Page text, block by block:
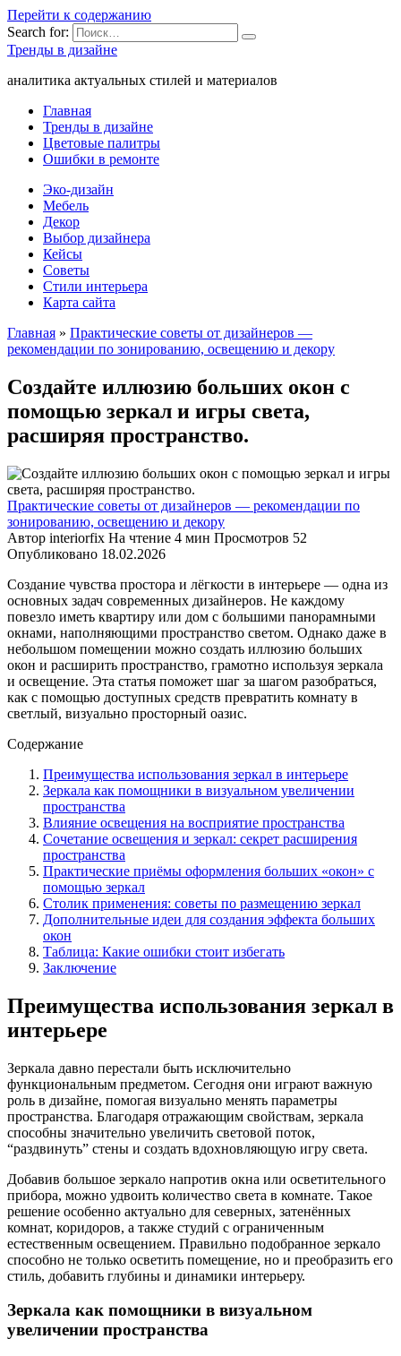
Перейти к содержанию
Search for:
Тренды в дизайне
аналитика актуальных стилей и материалов
Главная
Тренды в дизайне
Цветовые палитры
Ошибки в ремонте
Эко-дизайн
Мебель
Декор
Выбор дизайнера
Кейсы
Советы
Стили интерьера
Карта сайта
Главная » Практические советы от дизайнеров —
рекомендации по зонированию, освещению и декору
Создайте иллюзию больших окон с
помощью зеркал и игры света,
расширяя пространство.
Практические советы от дизайнеров — рекомендации по
зонированию, освещению и декору
Автор interiorfix На чтение 4 мин Просмотров 52
Опубликовано 18.02.2026
Создание чувства простора и лёгкости в интерьере — одна из
основных задач современных дизайнеров. Не каждому
повезло иметь квартиру или дом с большими панорамными
окнами, наполняющими пространство светом. Однако даже в
небольшом помещении можно создать иллюзию больших
окон и расширить пространство, грамотно используя зеркала
и освещение. Эта статья поможет шаг за шагом разобраться,
как с помощью доступных средств превратить комнату в
светлый, визуально просторный оазис.
Содержание
Преимущества использования зеркал в интерьере
Зеркала как помощники в визуальном увеличении
пространства
Влияние освещения на восприятие пространства
Сочетание освещения и зеркал: секрет расширения
пространства
Практические приёмы оформления больших «окон» с
помощью зеркал
Столик применения: советы по размещению зеркал
Дополнительные идеи для создания эффекта больших
окон
Таблица: Какие ошибки стоит избегать
Заключение
Преимущества использования зеркал в
интерьере
Зеркала давно перестали быть исключительно
функциональным предметом. Сегодня они играют важную
роль в дизайне, помогая визуально менять параметры
пространства. Благодаря отражающим свойствам, зеркала
способны значительно увеличить световой поток,
“раздвинуть” стены и создать вдохновляющую игру света.
Добавив большое зеркало напротив окна или осветительного
прибора, можно удвоить количество света в комнате. Такое
решение особенно актуально для северных, затенённых
комнат, коридоров, а также студий с ограниченным
естественным освещением. Правильно подобранное зеркало
способно не только осветить помещение, но и преобразить его
стиль, добавить глубины и динамики интерьеру.
Зеркала как помощники в визуальном
увеличении пространства